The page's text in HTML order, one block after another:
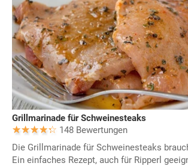
Grillmarinade für Schweinesteaks
148 Bewertungen
Die Grillmarinade für Schweinesteaks
Ein einfaches Rezept, auch für Ripperl